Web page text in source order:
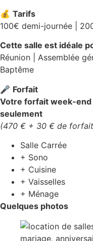
💰 Tarifs
100€ demi-journée |
Cette salle est idéale
Réunion | Assemblée
Baptême
🎤 Forfait
Votre forfait week-
seulement
(470 € + 30 € de
Salle Carrée
+ Sono
+ Cuisine
+ Vaisselles
+ Ménage
Quelques photos